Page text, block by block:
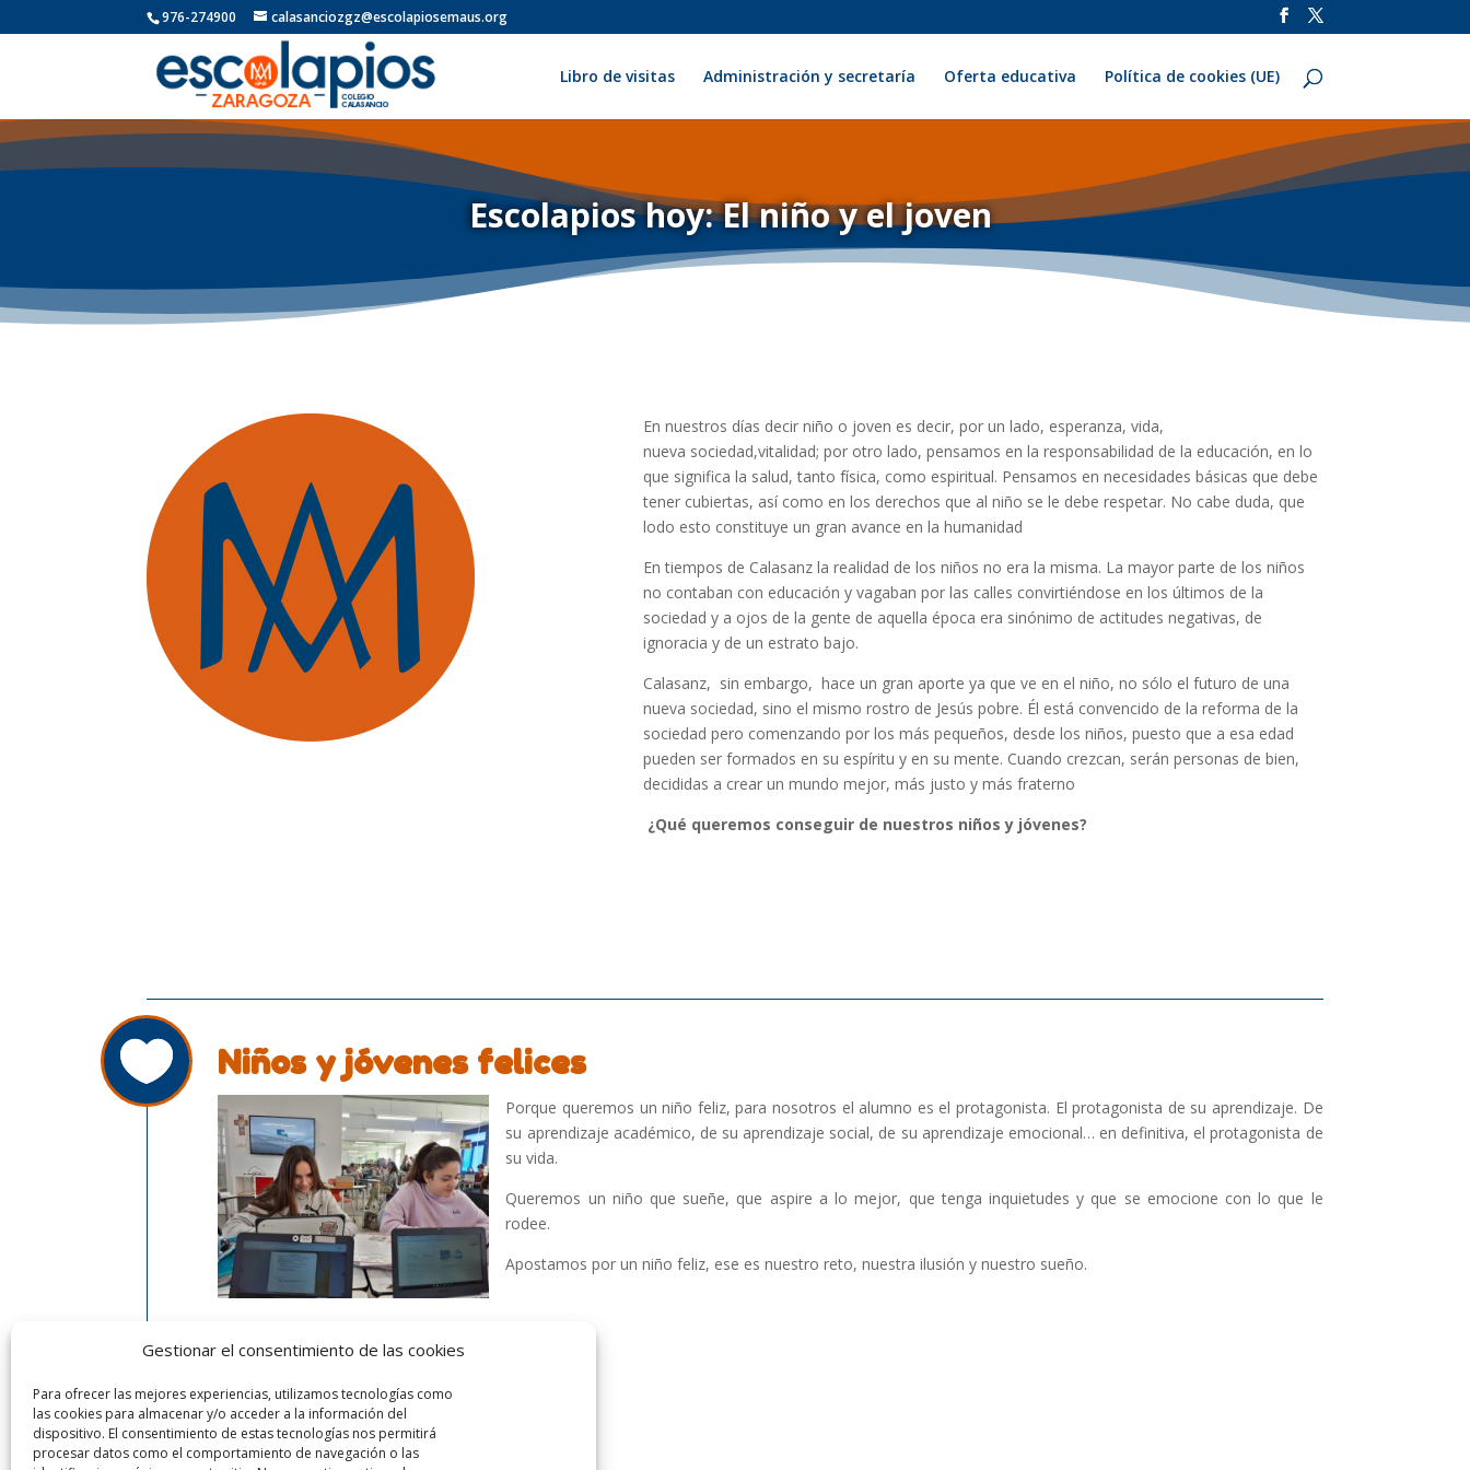
Gestionar el consentimiento de las cookies
Para ofrecer las mejores experiencias, utilizamos tecnologías como
las cookies para almacenar y/o acceder a la información del
dispositivo. El consentimiento de estas tecnologías nos permitirá
procesar datos como el comportamiento de navegación o las
976-274900 calasanciozgz@escolapiosemaus.org
Libro de visitas Administración y secretaría Oferta educativa Política de cookies (UE)
Escolapios hoy: El niño y el joven
En nuestros días decir niño o joven es decir, por un lado, esperanza, vida,
nueva sociedad,vitalidad; por otro lado, pensamos en la responsabilidad de la educación, en lo
que significa la salud, tanto física, como espiritual. Pensamos en necesidades básicas que debe
tener cubiertas, así como en los derechos que al niño se le debe respetar. No cabe duda, que
lodo esto constituye un gran avance en la humanidad
En tiempos de Calasanz la realidad de los niños no era la misma. La mayor parte de los niños
no contaban con educación y vagaban por las calles convirtiéndose en los últimos de la
sociedad y a ojos de la gente de aquella época era sinónimo de actitudes negativas, de
ignoracia y de un estrato bajo.
Calasanz, sin embargo, hace un gran aporte ya que ve en el niño, no sólo el futuro de una
nueva sociedad, sino el mismo rostro de Jesús pobre. Él está convencido de la reforma de la
sociedad pero comenzando por los más pequeños, desde los niños, puesto que a esa edad
pueden ser formados en su espíritu y en su mente. Cuando crezcan, serán personas de bien,
decididas a crear un mundo mejor, más justo y más fraterno
¿Qué queremos conseguir de nuestros niños y jóvenes?
Niños y jóvenes felices
Porque queremos un niño feliz, para nosotros el alumno es el protagonista. El protagonista de su aprendizaje. De
su aprendizaje académico, de su aprendizaje social, de su aprendizaje emocional… en definitiva, el protagonista de
su vida.
Queremos un niño que sueñe, que aspire a lo mejor, que tenga inquietudes y que se emocione con lo que le
rodee.
Apostamos por un niño feliz, ese es nuestro reto, nuestra ilusión y nuestro sueño.
Niños y jóvenes competentes
Comprometidos socialmente
Niños y jóvenes formados